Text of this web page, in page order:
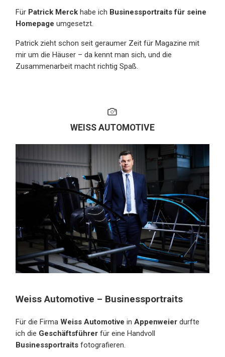
Für Patrick Merck habe ich Businessportraits für seine
Homepage umgesetzt.
Patrick zieht schon seit geraumer Zeit für Magazine mit
mir um die Häuser – da kennt man sich, und die
Zusammenarbeit macht richtig Spaß.
WEISS AUTOMOTIVE
Weiss Automotive – Businessportraits
Für die FirmaWeiss Automotive inAppenweier durfte
ich die Geschäftsführer für eine Handvoll
Businessportraits fotografieren.